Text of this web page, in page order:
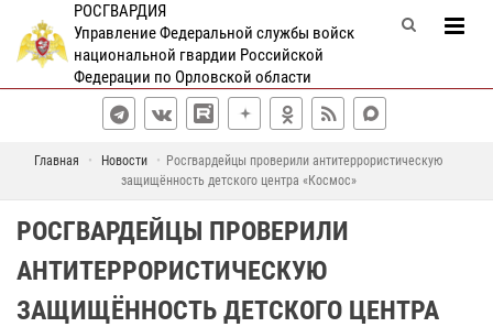
РОСГВАРДИЯ
Управление Федеральной службы войск
национальной гвардии Российской
Федерации по Орловской области
Главная Новости
Росгвардейцы проверили антитеррористическую
защищённость детского центра «Космос»
РОСГВАРДЕЙЦЫ ПРОВЕРИЛИ
АНТИТЕРРОРИСТИЧЕСКУЮ
ЗАЩИЩЁННОСТЬ ДЕТСКОГО ЦЕНТРА